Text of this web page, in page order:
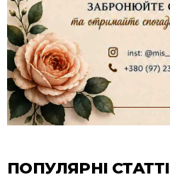
ПОПУЛЯРНІ СТАТТІ